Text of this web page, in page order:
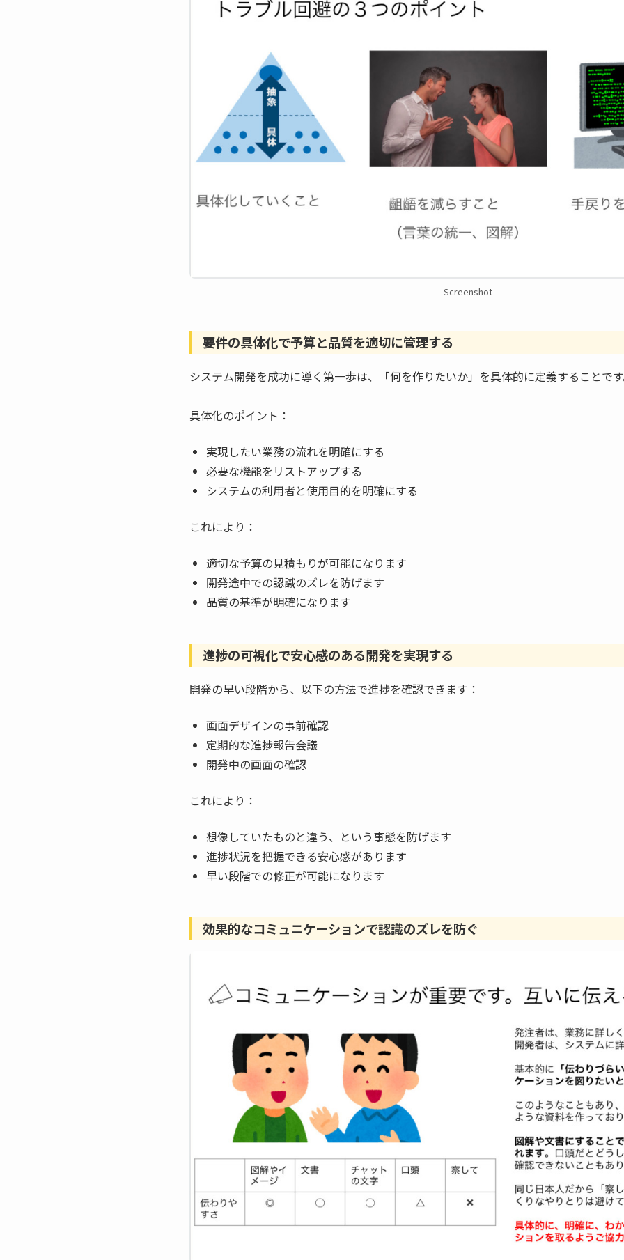
Screenshot
要件の具体化で予算と品質を適切に管理する
システム開発を成功に導く第一歩は、「何を作りたいか」を具体的に定義することで
具体化のポイント：
実現したい業務の流れを明確にする
必要な機能をリストアップする
システムの利用者と使用目的を明確にする
これにより：
適切な予算の見積もりが可能になります
開発途中での認識のズレを防げます
品質の基準が明確になります
進捗の可視化で安心感のある開発を実現する
開発の早い段階から、以下の方法で進捗を確認できます：
画面デザインの事前確認
定期的な進捗報告会議
開発中の画面の確認
これにより：
想像していたものと違う、という事態を防げます
進捗状況を把握できる安心感があります
早い段階での修正が可能になります
効果的なコミュニケーションで認識のズレを防ぐ